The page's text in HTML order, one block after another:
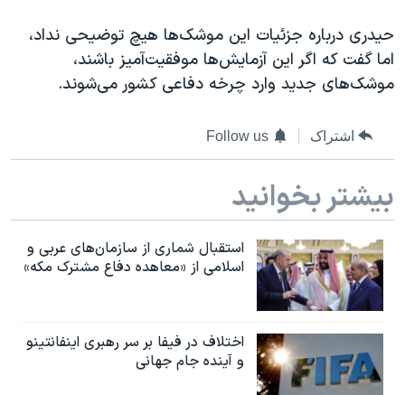
اسرائیل در جنگ
گالری عکس
ورزش زنان در ایران
اعتراضات زن، زندگی، آزادی
تریبونال مردمی آبان ۹۸
دادگاه حمید نوری
چهل سال گروگان‌گیری
اعتراضات مردمی آبان ۹۸
اسرائیل در جنگ
همایش محافظه‌کاران آمریکا «سی‌پک»
زبانهای مختلف
حیدری درباره جزئیات این موشک‌ها هیچ توضیحی نداد،
اما گفت که اگر این آزمایش‌ها موفقیت‌آمیز باشند،
موشک‌های جدید وارد چرخه دفاعی کشور می‌شوند.
اشتراک Follow us
بیشتر بخوانید
استقبال شماری از سازمان‌های عربی و
اسلامی از «معاهده دفاع مشترک مکه»
اختلاف در فیفا بر سر رهبری اینفانتینو
و آینده جام جهانی